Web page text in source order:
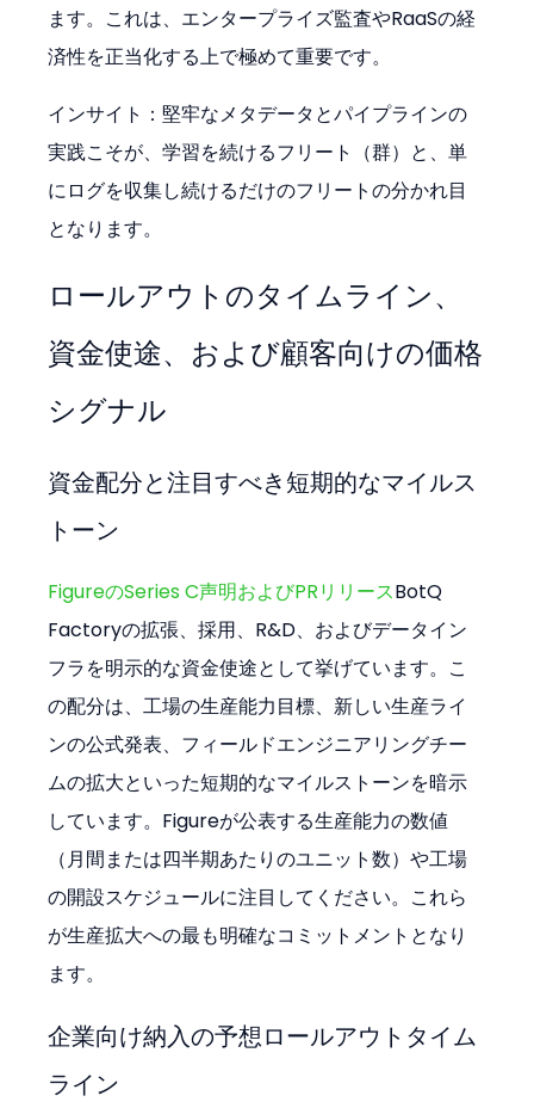
ます。これは、エンタープライズ監査やRaaSの経
済性を正当化する上で極めて重要です。
インサイト：堅牢なメタデータとパイプラインの
実践こそが、学習を続けるフリート（群）と、単
にログを収集し続けるだけのフリートの分かれ目
となります。
ロールアウトのタイムライン、
資金使途、および顧客向けの価格
シグナル
資金配分と注目すべき短期的なマイルス
トーン
FigureのSeries C声明およびPRリリースBotQ
Factoryの拡張、採用、R&D、およびデータイン
フラを明示的な資金使途として挙げています。こ
の配分は、工場の生産能力目標、新しい生産ライ
ンの公式発表、フィールドエンジニアリングチー
ムの拡大といった短期的なマイルストーンを暗示
しています。Figureが公表する生産能力の数値
（月間または四半期あたりのユニット数）や工場
の開設スケジュールに注目してください。これら
が生産拡大への最も明確なコミットメントとなり
ます。
企業向け納入の予想ロールアウトタイム
ライン